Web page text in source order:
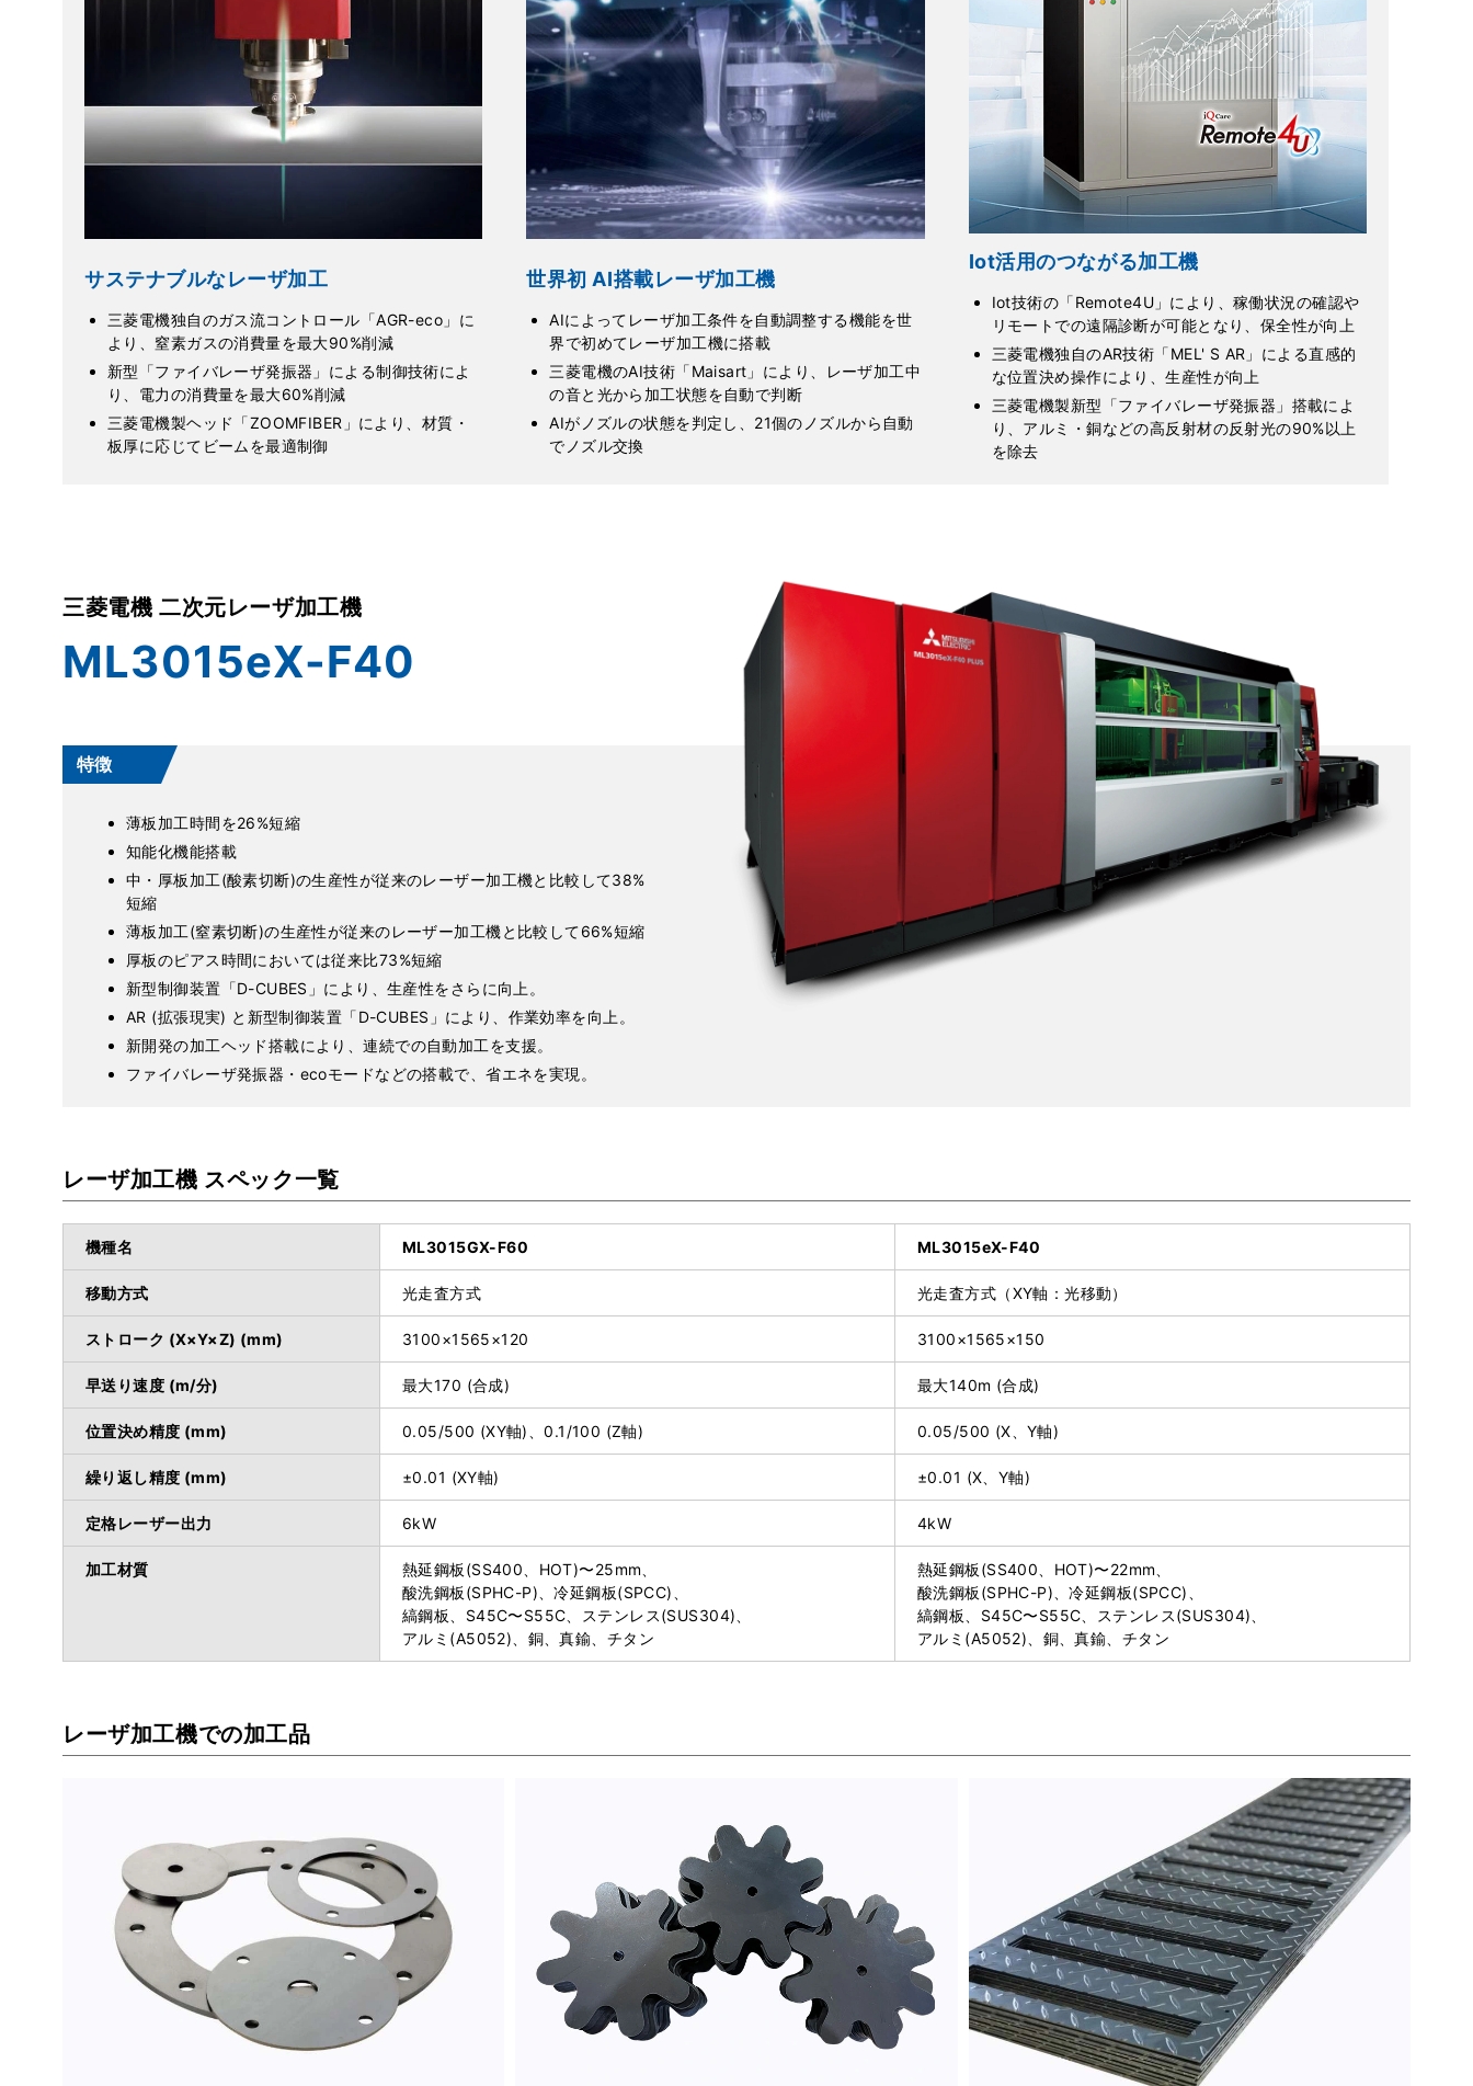
サステナブルなレーザ加工
三菱電機独自のガス流コントロール「AGR-eco」に
より、窒素ガスの消費量を最大90%削減
新型「ファイバレーザ発振器」による制御技術によ
り、電力の消費量を最大60%削減
三菱電機製ヘッド「ZOOMFIBER」により、材質・
板厚に応じてビームを最適制御
世界初 AI搭載レーザ加工機
AIによってレーザ加工条件を自動調整する機能を世
界で初めてレーザ加工機に搭載
三菱電機のAI技術「Maisart」により、レーザ加工中
の音と光から加工状態を自動で判断
AIがノズルの状態を判定し、21個のノズルから自動
でノズル交換
Iot活用のつながる加工機
Iot技術の「Remote4U」により、稼働状況の確認や
リモートでの遠隔診断が可能となり、保全性が向上
三菱電機独自のAR技術「MEL' S AR」による直感的
な位置決め操作により、生産性が向上
三菱電機製新型「ファイバレーザ発振器」搭載によ
り、アルミ・銅などの高反射材の反射光の90%以上
を除去
三菱電機 二次元レーザ加工機
ML3015eX-F40
特徴
薄板加工時間を26%短縮
知能化機能搭載
中・厚板加工(酸素切断)の生産性が従来のレーザー加工機と比較して38%
短縮
薄板加工(窒素切断)の生産性が従来のレーザー加工機と比較して66%短縮
厚板のピアス時間においては従来比73%短縮
新型制御装置「D-CUBES」により、生産性をさらに向上。
AR (拡張現実) と新型制御装置「D-CUBES」により、作業効率を向上。
新開発の加工ヘッド搭載により、連続での自動加工を支援。
ファイバレーザ発振器・ecoモードなどの搭載で、省エネを実現。
レーザ加工機 スペック一覧
機種名 ML3015GX-F60 ML3015eX-F40
移動方式 光走査方式 光走査方式（XY軸：光移動）
ストローク (X×Y×Z) (mm) 3100×1565×120 3100×1565×150
早送り速度 (m/分) 最大170 (合成) 最大140m (合成)
位置決め精度 (mm) 0.05/500 (XY軸)、0.1/100 (Z軸) 0.05/500 (X、Y軸)
繰り返し精度 (mm) ±0.01 (XY軸) ±0.01 (X、Y軸)
定格レーザー出力 6kW 4kW
加工材質
熱延鋼板(SS400、HOT)〜25mm、
酸洗鋼板(SPHC-P)、冷延鋼板(SPCC)、
縞鋼板、S45C〜S55C、ステンレス(SUS304)、
アルミ(A5052)、銅、真鍮、チタン
熱延鋼板(SS400、HOT)〜22mm、
酸洗鋼板(SPHC-P)、冷延鋼板(SPCC)、
縞鋼板、S45C〜S55C、ステンレス(SUS304)、
アルミ(A5052)、銅、真鍮、チタン
レーザ加工機での加工品